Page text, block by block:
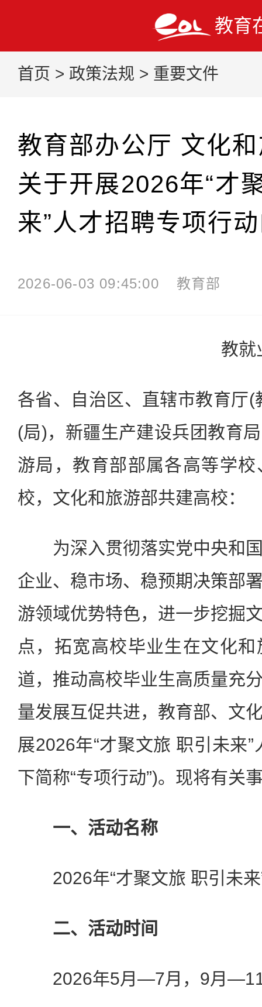
教育
首页 > 政策法规 > 重要文件
教育部办公厅 文化
关于开展2026年“才
来”人才招聘专项行
2026-06-03 09:45:00 教育部
教就
各省、自治区、直辖市教育厅
(局)，新疆生产建设兵团教育
游局，教育部部属各高等学
校，文化和旅游部共建高校：
为深入贯彻落实党中央和国
企业、稳市场、稳预期决策部
游领域优势特色，进一步挖掘
点，拓宽高校毕业生在文化
道，推动高校毕业生高质量充
量发展互促共进，教育部、文
展2026年“才聚文旅 职引未来
下简称“专项行动”)。现将有关
一、活动名称
2026年“才聚文旅 职引未来
二、活动时间
2026年5月—7月，9月